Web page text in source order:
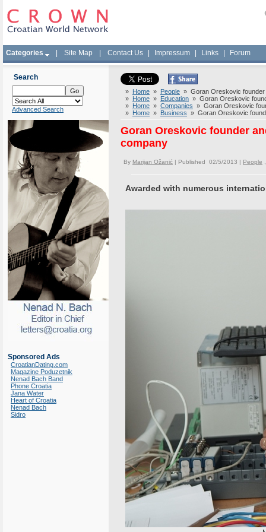
Categories Site Map Contact Us Impressum Links Forum
Search
Advanced Search
Sponsored Ads
CroatianDating.com
Magazine Poduzetnik
Nenad Bach Band
Phone Croatia
Jana Water
Heart of Croatia
Nenad Bach
Sidro
» Home » People » Goran Oreskovic founder
» Home » Education » Goran Oreskovic
» Home » Companies » Goran Oreskovic
» Home » Business » Goran Oreskovic
Goran Oreskovic founder
company
By Marijan Ožanić | Published 02/5/2013 | People
Awarded with numerous